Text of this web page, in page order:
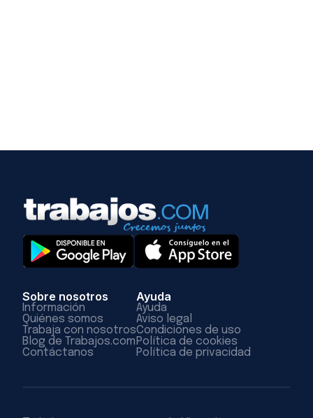
Sobre nosotros
Información
Quiénes somos
Trabaja con nosotros
Blog de Trabajos.com
Contáctanos
Ayuda
Ayuda
Aviso legal
Condiciones de uso
Política de cookies
Política de privacidad